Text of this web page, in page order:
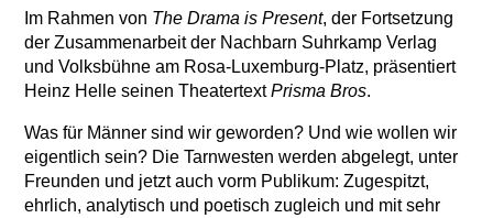
Im Rahmen von The Drama is Present, der Fortsetzung
der Zusammenarbeit der Nachbarn Suhrkamp Verlag
und Volksbühne am Rosa-Luxemburg-Platz, präsentiert
Heinz Helle seinen TheatertextPrisma Bros.
Was für Männer sind wir geworden? Und wie wollen wir
eigentlich sein? Die Tarnwesten werden abgelegt, unter
Freunden und jetzt auch vorm Publikum: Zugespitzt,
ehrlich, analytisch und poetisch zugleich und mit sehr